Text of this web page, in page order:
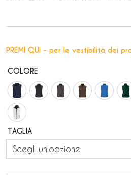
PREMI QUI - per le vestibilità dei
COLORE
TAGLIA